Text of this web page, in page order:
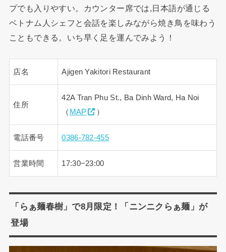
プでも入りやすい。カウンター席では,日本語が通じる
ベトナム人シェフと会話を楽しみながら焼き鳥を味わう
こともできる。いち早く足を運んでみよう！
店名 Ajigen Yakitori Restaurant
住所
42A Tran Phu St., Ba Dinh Ward, Ha Noi
（ MAP ）
電話番号 0386-782-455
営業時間 17:30−23:00
「らぁ麺春樹」で8月限定！「ニンニクらぁ麺」が
登場